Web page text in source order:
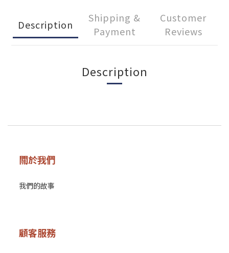
Description
Shipping &
Payment
Customer
Reviews
Description
關於我們
我們的故事
顧客服務